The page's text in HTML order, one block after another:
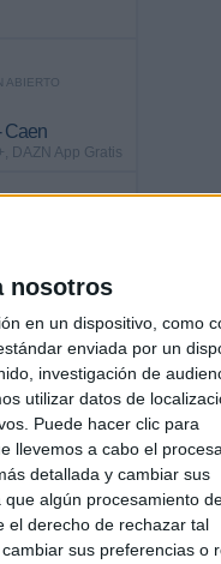
nosotros
en un dispositivo, como
enviada por un
investigación de
utilizar datos de
Puede hacer clic para
llevemos a cabo el
detallada y cambiar sus
que algún procesamiento
el derecho de rechazar tal
sus preferencias o
ABIERTO
Caen
DAZN App Gratis
8
23
RIVALES